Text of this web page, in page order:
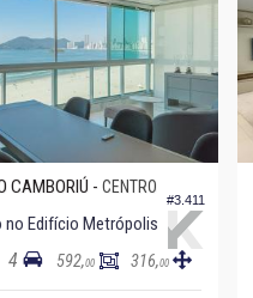
#3.411
CAMBORIÚ - CENTRO
no Edifício Metrópolis
4 592,00 316,00